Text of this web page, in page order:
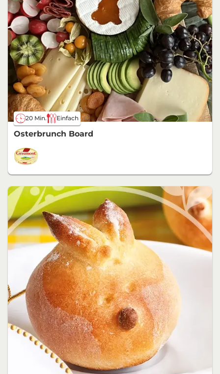
20 Min. Einfach
Osterbrunch Board